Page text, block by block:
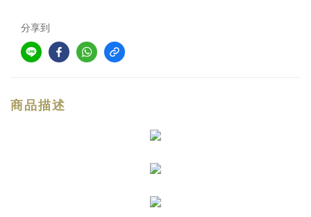
分享到
商品描述